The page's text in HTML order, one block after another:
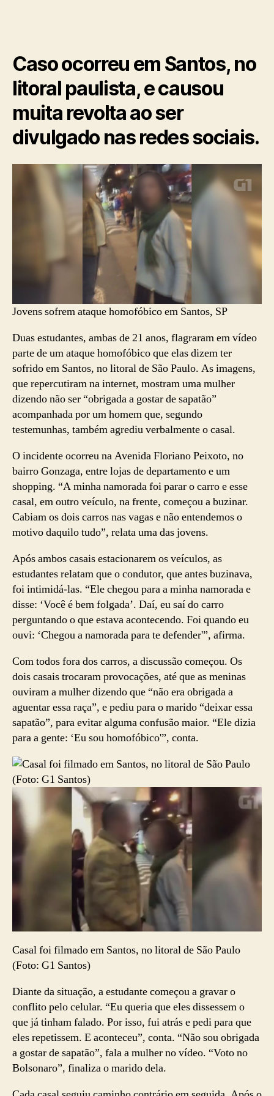
Caso ocorreu em Santos, no
litoral paulista, e causou
muita revolta ao ser
divulgado nas redes sociais.
Jovens sofrem ataque homofóbico em Santos, SP
Duas estudantes, ambas de 21 anos, flagraram em vídeo
parte de um ataque homofóbico que elas dizem ter
sofrido em Santos, no litoral de São Paulo. As imagens,
que repercutiram na internet, mostram uma mulher
dizendo não ser “obrigada a gostar de sapatão”
acompanhada por um homem que, segundo
testemunhas, também agrediu verbalmente o casal.
O incidente ocorreu na Avenida Floriano Peixoto, no
bairro Gonzaga, entre lojas de departamento e um
shopping. “A minha namorada foi parar o carro e esse
casal, em outro veículo, na frente, começou a buzinar.
Cabiam os dois carros nas vagas e não entendemos o
motivo daquilo tudo”, relata uma das jovens.
Após ambos casais estacionarem os veículos, as
estudantes relatam que o condutor, que antes buzinava,
foi intimidá-las. “Ele chegou para a minha namorada e
disse: ‘Você é bem folgada’. Daí, eu saí do carro
perguntando o que estava acontecendo. Foi quando eu
ouvi: ‘Chegou a namorada para te defender'”, afirma.
Com todos fora dos carros, a discussão começou. Os
dois casais trocaram provocações, até que as meninas
ouviram a mulher dizendo que “não era obrigada a
aguentar essa raça”, e pediu para o marido “deixar essa
sapatão”, para evitar alguma confusão maior. “Ele dizia
para a gente: ‘Eu sou homofóbico'”, conta.
Casal foi filmado em Santos, no litoral de São Paulo
(Foto: G1 Santos)
Diante da situação, a estudante começou a gravar o
conflito pelo celular. “Eu queria que eles dissessem o
que já tinham falado. Por isso, fui atrás e pedi para que
eles repetissem. E aconteceu”, conta. “Não sou obrigada
a gostar de sapatão”, fala a mulher no vídeo. “Voto no
Bolsonaro”, finaliza o marido dela.